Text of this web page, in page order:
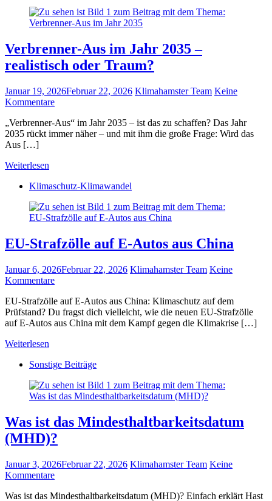
Verbrenner-Aus im Jahr 2035 –
realistisch oder Traum?
Januar 19, 2026Februar 22, 2026 Klimahamster Team Keine
Kommentare
„Verbrenner-Aus“ im Jahr 2035 – ist das zu schaffen? Das Jahr
2035 rückt immer näher – und mit ihm die große Frage: Wird das
Aus […]
Weiterlesen
Klimaschutz-Klimawandel
EU-Strafzölle auf E-Autos aus China
Januar 6, 2026Februar 22, 2026 Klimahamster Team Keine
Kommentare
EU-Strafzölle auf E-Autos aus China: Klimaschutz auf dem
Prüfstand? Du fragst dich vielleicht, wie die neuen EU-Strafzölle
auf E-Autos aus China mit dem Kampf gegen die Klimakrise […]
Weiterlesen
Sonstige Beiträge
Was ist das Mindesthaltbarkeitsdatum
(MHD)?
Januar 3, 2026Februar 22, 2026 Klimahamster Team Keine
Kommentare
Was ist das Mindesthaltbarkeitsdatum (MHD)? Einfach erklärt Hast